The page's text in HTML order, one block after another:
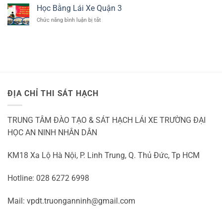
xe
TÔ
TẠI
QUẬN
BẰNG
B
TẠI
Học Bằng Lái Xe Quận 3
Chức năng bình luận bị tắt
ĐỊA CHỈ THI SÁT HẠCH
TRUNG TÂM ĐÀO TẠO & SÁT HẠCH LÁI XE TRƯỜNG ĐẠI
HỌC AN NINH NHÂN DÂN
KM18 Xa Lộ Hà Nội, P. Linh Trung, Q. Thủ Đức, Tp HCM
Hotline: 028 6272 6998
Mail: vpdt.truonganninh@gmail.com